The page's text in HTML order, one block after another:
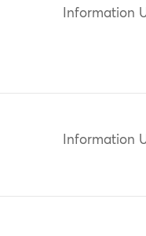
Information
Information